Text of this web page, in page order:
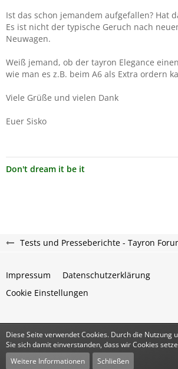
Ist das schon jemandem aufgefallen? Hat
Es ist nicht der typische Geruch nach
Neuwagen.
Weiß jemand, ob der tayron Elegance
wie man es z.B. beim A6 als Extra ordern
Viele Grüße und vielen Dank
Euer Sisko
Don't dream it be it
Tests und Presseberichte - Tayron
Impressum
Datenschutzerklärung
Cookie Einstellungen
Community-Software:WoltLab
Stil:Classicvon
Diese Seite verwendet Cookies. Durch die Nutzung
Sie sich damit einverstanden, dass wir Cookies
Weitere Informationen
Schließen